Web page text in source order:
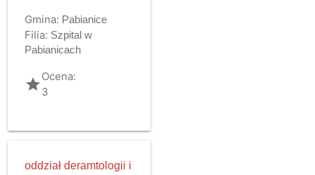
Gmina: Pabianice
Filia: Szpital w
Pabianicach
gradeOcena:
3
oddział deramtologii i